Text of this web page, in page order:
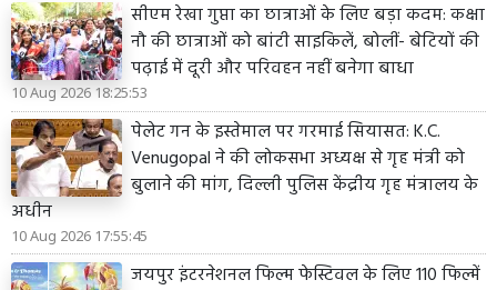
सीएम रेखा गुप्ता का छात्राओं के लिए बड़ा कदम: कक्षा
नौ की छात्राओं को बांटी साइकिलें, बोलीं- बेटियों की
पढ़ाई में दूरी और परिवहन नहीं बनेगा बाधा
10 Aug 2026 18:25:53
पेलेट गन के इस्तेमाल पर गरमाई सियासत: K.C.
Venugopal ने की लोकसभा अध्यक्ष से गृह मंत्री को
बुलाने की मांग, दिल्ली पुलिस केंद्रीय गृह मंत्रालय के
अधीन
10 Aug 2026 17:55:45
जयपुर इंटरनेशनल फिल्म फेस्टिवल के लिए 110 फिल्में